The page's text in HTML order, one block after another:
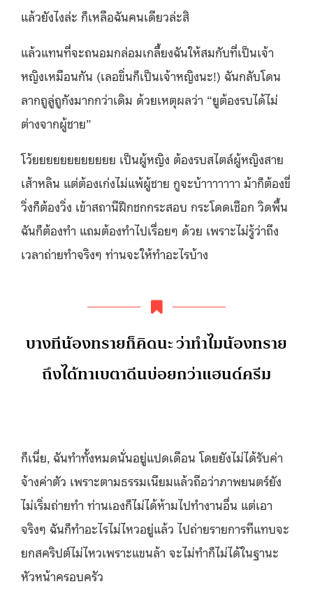
แล้วยังไงล่ะ ก็เหลือฉันคนเดียวล่ะสิ
แล้วแทนที่จะถนอมกล่อมเกลี้ยงฉันให้สมกับที่เป็นเจ้า
หญิงเหมือนกัน (เลอขิ่นก็เป็นเจ้าหญิงนะ!) ฉันกลับโดน
ลากถูลู่ถูกังมากกว่าเดิม ด้วยเหตุผลว่า “ยูต้องรบได้ไม่
ต่างจากผู้ชาย”
โว้ยยยยยยยยยยยย เป็นผู้หญิง ต้องรบสไตล์ผู้หญิงสาย
เส้าหลิน แต่ต้องเก่งไม่แพ้ผู้ชาย กูจะบ้าาาาาาา ม้าก็ต้องขี่
วิ่งก็ต้องวิ่ง เข้าสถานีฝึกชกกระสอบ กระโดดเชือก วิดพื้น
ฉันก็ต้องทำ แถมต้องทำไปเรื่อยๆ ด้วย เพราะไม่รู้ว่าถึง
เวลาถ่ายทำจริงๆ ท่านจะให้ทำอะไรบ้าง
บางทีน้องทรายก็คิดนะ ว่าทำไมน้องทราย
ถึงได้ทาเบตาดีนบ่อยกว่าแฮนด์ครีม
ก็เนี่ย, ฉันทำทั้งหมดนั่นอยู่แปดเดือน โดยยังไม่ได้รับค่า
จ้างค่าตัว เพราะตามธรรมเนียมแล้วถือว่าภาพยนตร์ยัง
ไม่เริ่มถ่ายทำ ท่านเองก็ไม่ได้ห้ามไปทำงานอื่น แต่เอา
จริงๆ ฉันก็ทำอะไรไม่ไหวอยู่แล้ว ไปถ่ายรายการทีแทบจะ
ยกสคริปต์ไม่ไหวเพราะแขนล้า จะไม่ทำก็ไม่ได้ในฐานะ
หัวหน้าครอบครัว